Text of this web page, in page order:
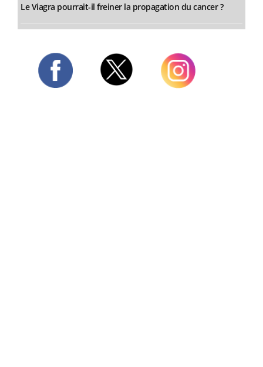
Le Viagra pourrait-il freiner la propagation du cancer ?